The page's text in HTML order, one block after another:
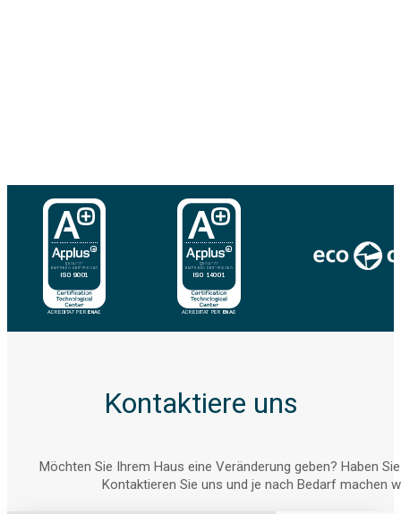
Kontaktiere uns
Möchten Sie Ihrem Haus eine Veränderung geben? Haben
Kontaktieren Sie uns und je nach Bedarf machen